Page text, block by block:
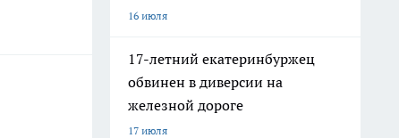
16 июля
17-летний екатеринбуржец
обвинен в диверсии на
железной дороге
17 июля